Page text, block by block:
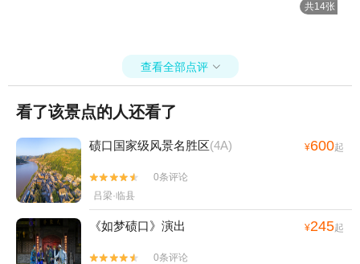
共14张
查看全部点评 
看了该景点的人还看了
碛口国家级风景名胜区(4A) ¥600起


0条评论
吕梁·临县
《如梦碛口》演出 ¥245起


0条评论